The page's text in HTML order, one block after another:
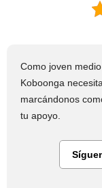
Como joven
Koboonga
marcándonos
tu apoyo.